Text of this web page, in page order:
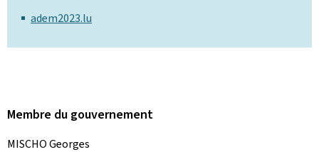
adem2023.lu
Membre du gouvernement
MISCHO Georges